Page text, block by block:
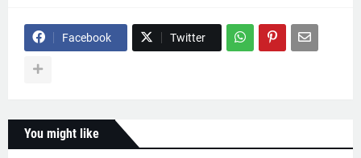
Facebook Twitter
You might like